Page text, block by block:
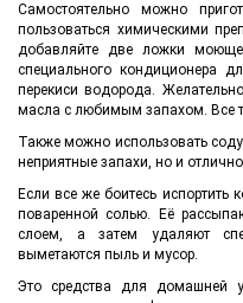
Самостоятельно можно
пользоваться химическими
добавляйте две ложки
специального кондиционера
перекиси водорода.
масла с любимым запахом. Все
Также можно использовать
неприятные запахи, но и отлично
Если все же боитесь испортить
поваренной солью. Её
слоем, а затем удаляют
выметаются пыль и мусор.
Это средства для домашней